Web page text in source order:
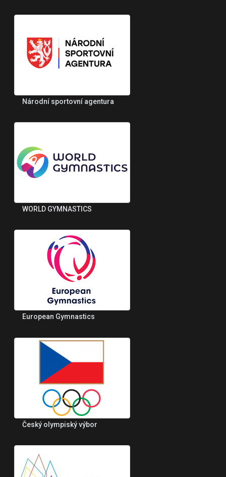
Národní sportovní agentura
WORLD GYMNASTICS
European Gymnastics
Český olympiský výbor